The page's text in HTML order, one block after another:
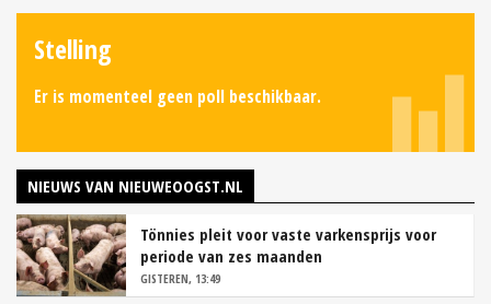
Stelling
Er is momenteel geen poll beschikbaar.
NIEUWS VAN NIEUWEOOGST.NL
Tönnies pleit voor vaste varkensprijs voor
periode van zes maanden
GISTEREN, 13:49